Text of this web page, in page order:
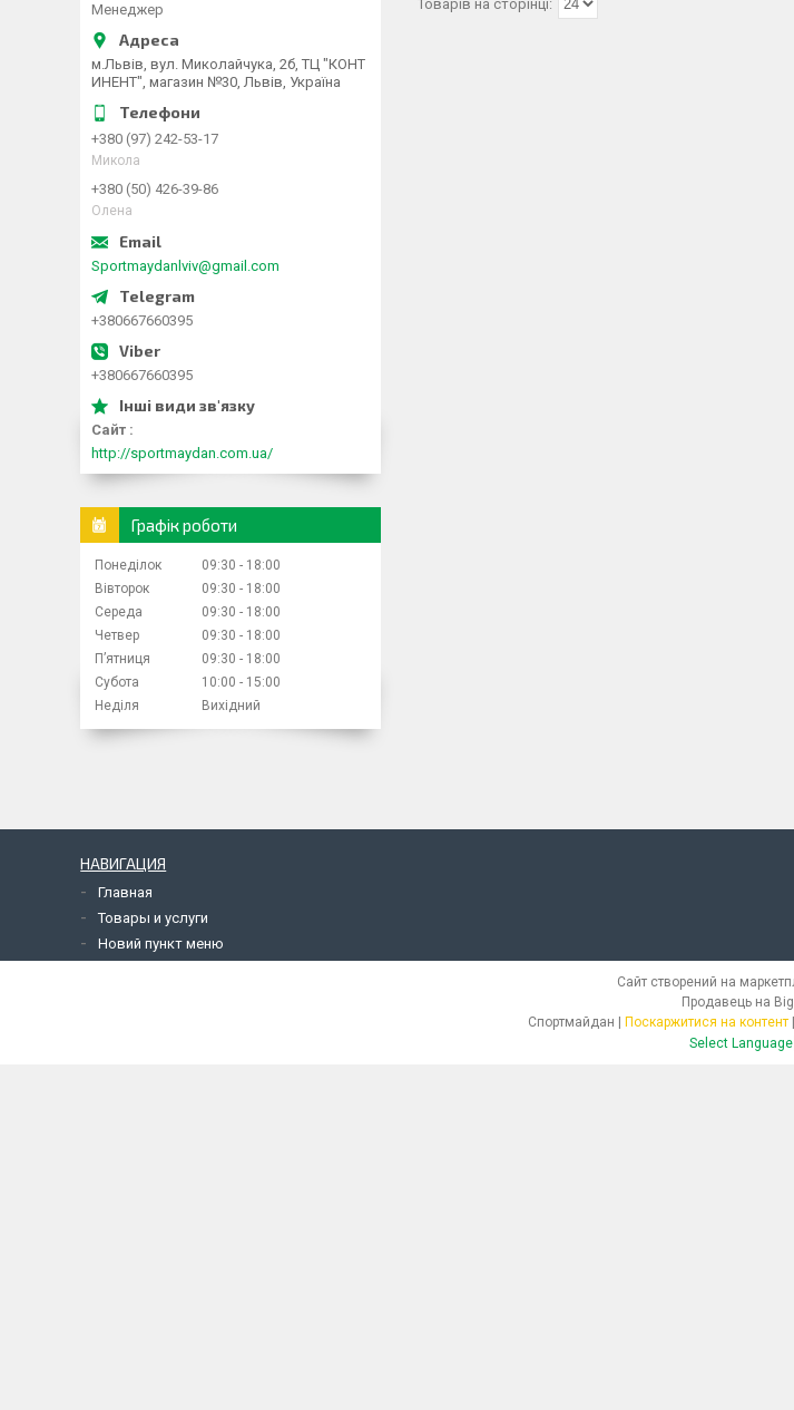
Менеджер
м.Львів, вул. Миколайчука, 2б, ТЦ "КОНТ
ИНЕНТ", магазин №30, Львів, Україна
+380 (97) 242-53-17
Микола
+380 (50) 426-39-86
Олена
Sportmaydanlviv@gmail.com
+380667660395
+380667660395
Сайт
http://sportmaydan.com.ua/
Графік роботи
Понеділок 09:30
18:00
Вівторок
09:30
18:00
Середа
09:30
18:00
Четвер
09:30
18:00
Пʼятниця
09:30
18:00
Субота
10:00
15:00
Неділя
Вихідний
НАВИГАЦИЯ
Главная
Товары и услуги
Новий пункт меню
Сайт створений на
Продавець на
Поскаржитися на контент
Select Language